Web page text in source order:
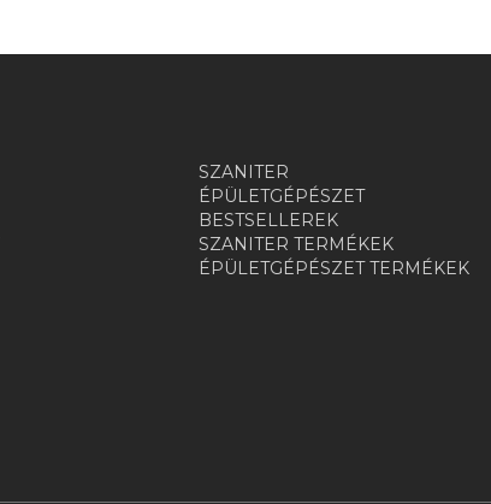
SZANITER
ÉPÜLETGÉPÉSZET
BESTSELLEREK
SZANITER TERMÉKEK
ÉPÜLETGÉPÉSZET TERMÉKEK